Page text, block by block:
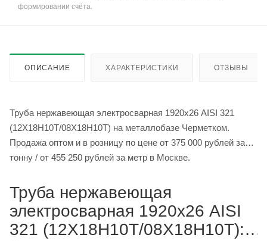
формировании счёта.
ОПИСАНИЕ ХАРАКТЕРИСТИКИ ОТЗЫВЫ
Труба нержавеющая электросварная 1920х26 AISI 321
(12Х18Н10Т/08Х18Н10Т) на металлобазе Черметком.
Продажа оптом и в розницу по цене от 375 000 рублей за
тонну / от 455 250 рублей за метр в Москве.
Труба нержавеющая
электросварная 1920х26 AISI
321 (12Х18Н10Т/08Х18Н10Т):